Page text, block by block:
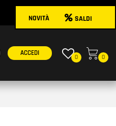
NOVITÀ SALDI
ACCEDI
0 0